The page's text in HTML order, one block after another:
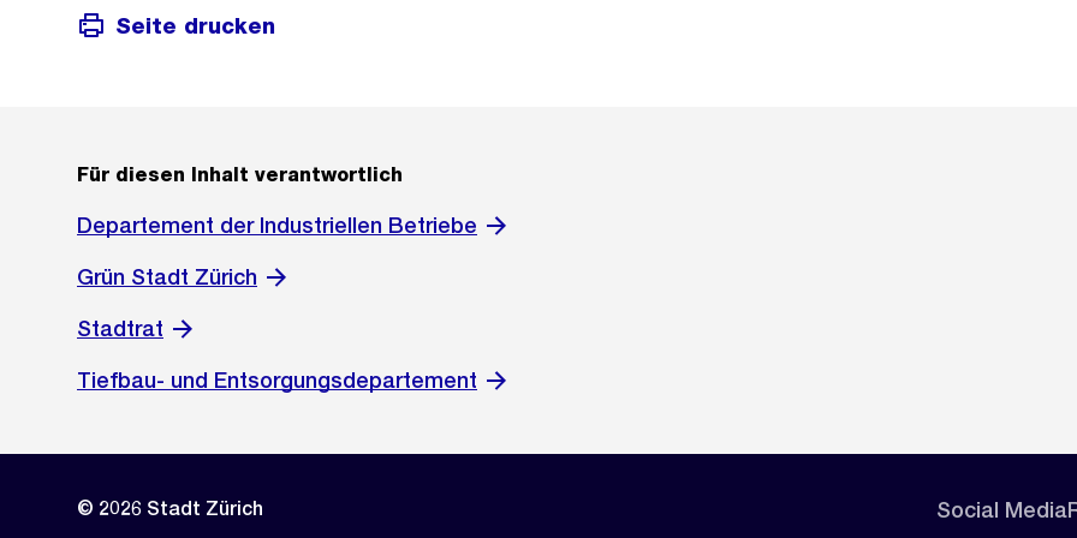
Seite drucken
Für diesen Inhalt verantwortlich
Departement der Industriellen Betriebe
Grün Stadt Zürich
Stadtrat
Tiefbau- und Entsorgungsdepartement
© 2026 Stadt Zürich Social Media